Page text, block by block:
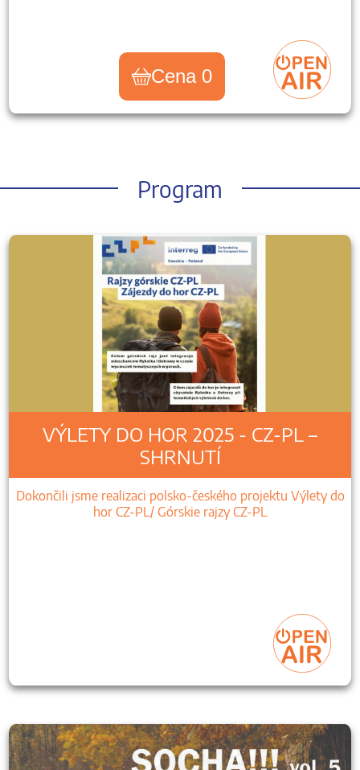
Cena 0
Program
VÝLETY DO HOR 2025 - CZ-PL –
SHRNUTÍ
Dokončili jsme realizaci polsko-českého projektu Výlety do
hor CZ-PL/ Górskie rajzy CZ-PL